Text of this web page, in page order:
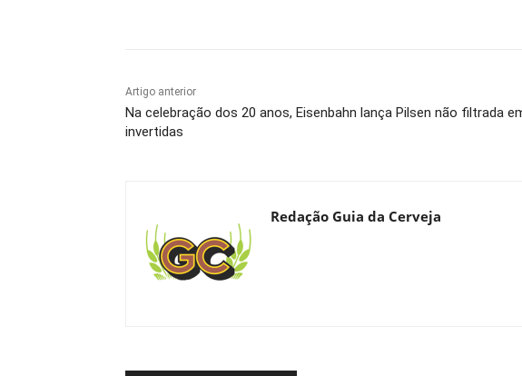
Artigo anterior
Na celebração dos 20 anos, Eisenbahn lança Pilsen não filtrada
invertidas
Redação Guia da Cerveja